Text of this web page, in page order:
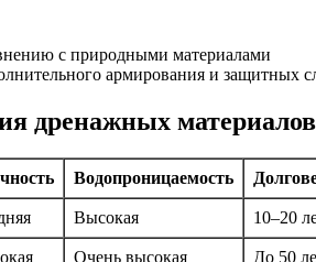
с природными материалами
армирования и защитных
дренажных материалов
Водопроницаемость
Высокая 10–20
Очень высокая До 50